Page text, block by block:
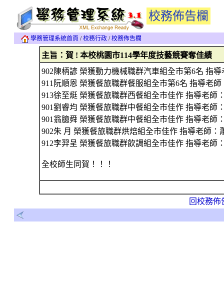
校務佈告欄
學務管理系統首頁 /校務行政/校務佈告欄
主旨：賀 ! 本校桃園市114學年度技藝競賽奪佳績
902陳柄諺 榮獲動力機械職群汽車組全市第6名 指
911阮順恩 榮獲餐旅職群餐服組全市第6名 指導老師
913徐至烶 榮獲餐旅職群西餐組全市佳作 指導老師
901劉睿均 榮獲餐旅職群中餐組全市佳作 指導老師
901翁臆舜 榮獲餐旅職群中餐組全市佳作 指導老師
902朱 月 榮獲餐旅職群烘焙組全市佳作 指導老師：
912李羿呈 榮獲餐旅職群飲調組全市佳作 指導老師
全校師生同賀！！！
回校務佈